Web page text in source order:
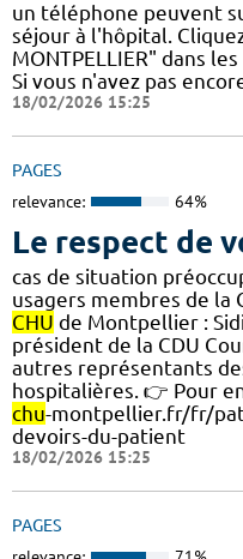
un téléphone peuvent
séjour à l'hôpital.
MONTPELLIER" dans
Si vous n'avez pas
18/02/2026 15:25
PAGES
relevance: 64%
Le respect de
cas de situation
usagers membres de la
CHU de Montpellier :
président de la CDU
autres représentants
hospitalières. 👉 Pour
chu-montpellier.fr/fr/
devoirs-du-patient
18/02/2026 15:25
PAGES